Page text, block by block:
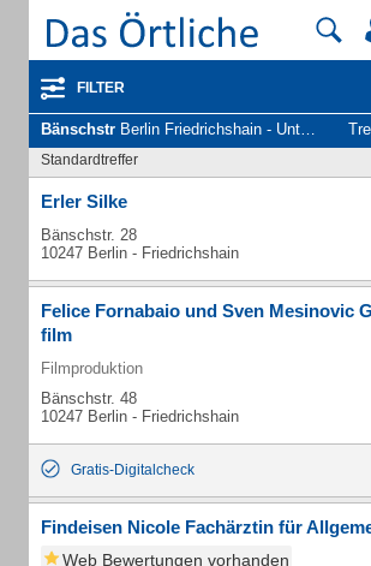
FILTER
Bänschstr Berlin Friedrichshain - Unternehmen und Personen
Standardtreffer
Erler Silke
Bänschstr. 28
10247 Berlin - Friedrichshain
Felice Fornabaio und Sven Mesinovic
film
Filmproduktion
Bänschstr. 48
10247 Berlin - Friedrichshain
Gratis-Digitalcheck
Findeisen Nicole Fachärztin für
Web Bewertungen vorhanden